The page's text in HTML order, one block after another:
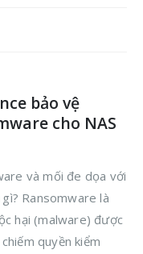
bảo vệ
cho NAS
và mối đe dọa với
Ransomware là
hại (malware) được
quyền kiểm